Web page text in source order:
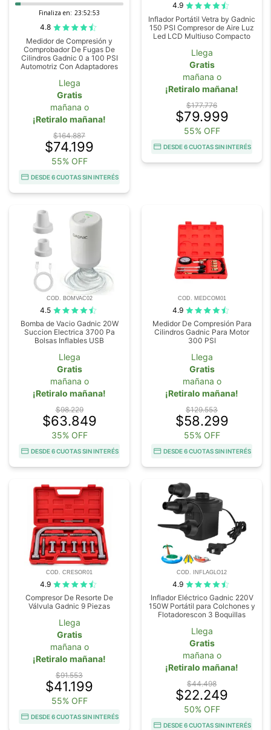
Finaliza en: 23:52:52
4.8
Medidor de Compresión y
Comprobador De Fugas De
Cilindros Gadnic 0 a 100 PSI
Automotriz Con Adaptadores
Llega
Gratis
mañana o
¡Retiralo mañana!
$164.887
$74.199
55% OFF
DESDE 6 CUOTAS SIN INTERÉS
4.9
Inflador Portátil Vetra by Gadnic
150 PSI Compresor de Aire Luz
Led LCD Multiuso Compacto
Llega
Gratis
mañana o
¡Retiralo mañana!
$177.776
$79.999
55% OFF
DESDE 6 CUOTAS SIN INTERÉS
COD. BOMVAC02
4.5
Bomba de Vacio Gadnic 20W
Succion Electrica 3700 Pa
Bolsas Inflables USB
Llega
Gratis
mañana o
¡Retiralo mañana!
$98.229
$63.849
35% OFF
DESDE 6 CUOTAS SIN INTERÉS
COD. MEDCOM01
4.9
Medidor De Compresión Para
Cilindros Gadnic Para Motor
300 PSI
Llega
Gratis
mañana o
¡Retiralo mañana!
$129.553
$58.299
55% OFF
DESDE 6 CUOTAS SIN INTERÉS
COD. CRESOR01
4.9
Compresor De Resorte De
Válvula Gadnic 9 Piezas
Llega
Gratis
mañana o
¡Retiralo mañana!
$91.553
$41.199
55% OFF
DESDE 6 CUOTAS SIN INTERÉS
COD. INFLAGLO12
4.9
Inflador Eléctrico Gadnic 220V
150W Portátil para Colchones y
Flotadorescon 3 Boquillas
Llega
Gratis
mañana o
¡Retiralo mañana!
$44.498
$22.249
50% OFF
DESDE 6 CUOTAS SIN INTERÉS